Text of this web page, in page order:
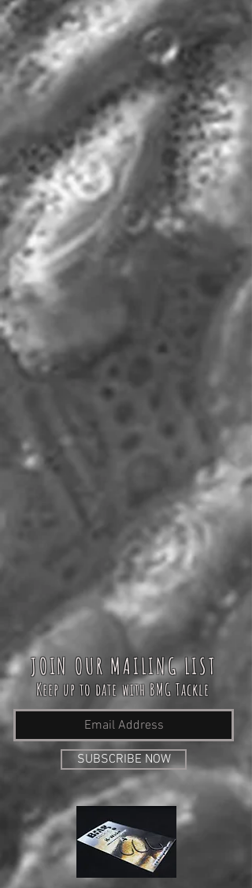
JOIN OUR MAILING LIST
Keep up to date with BMG Tackle
SUBSCRIBE NOW